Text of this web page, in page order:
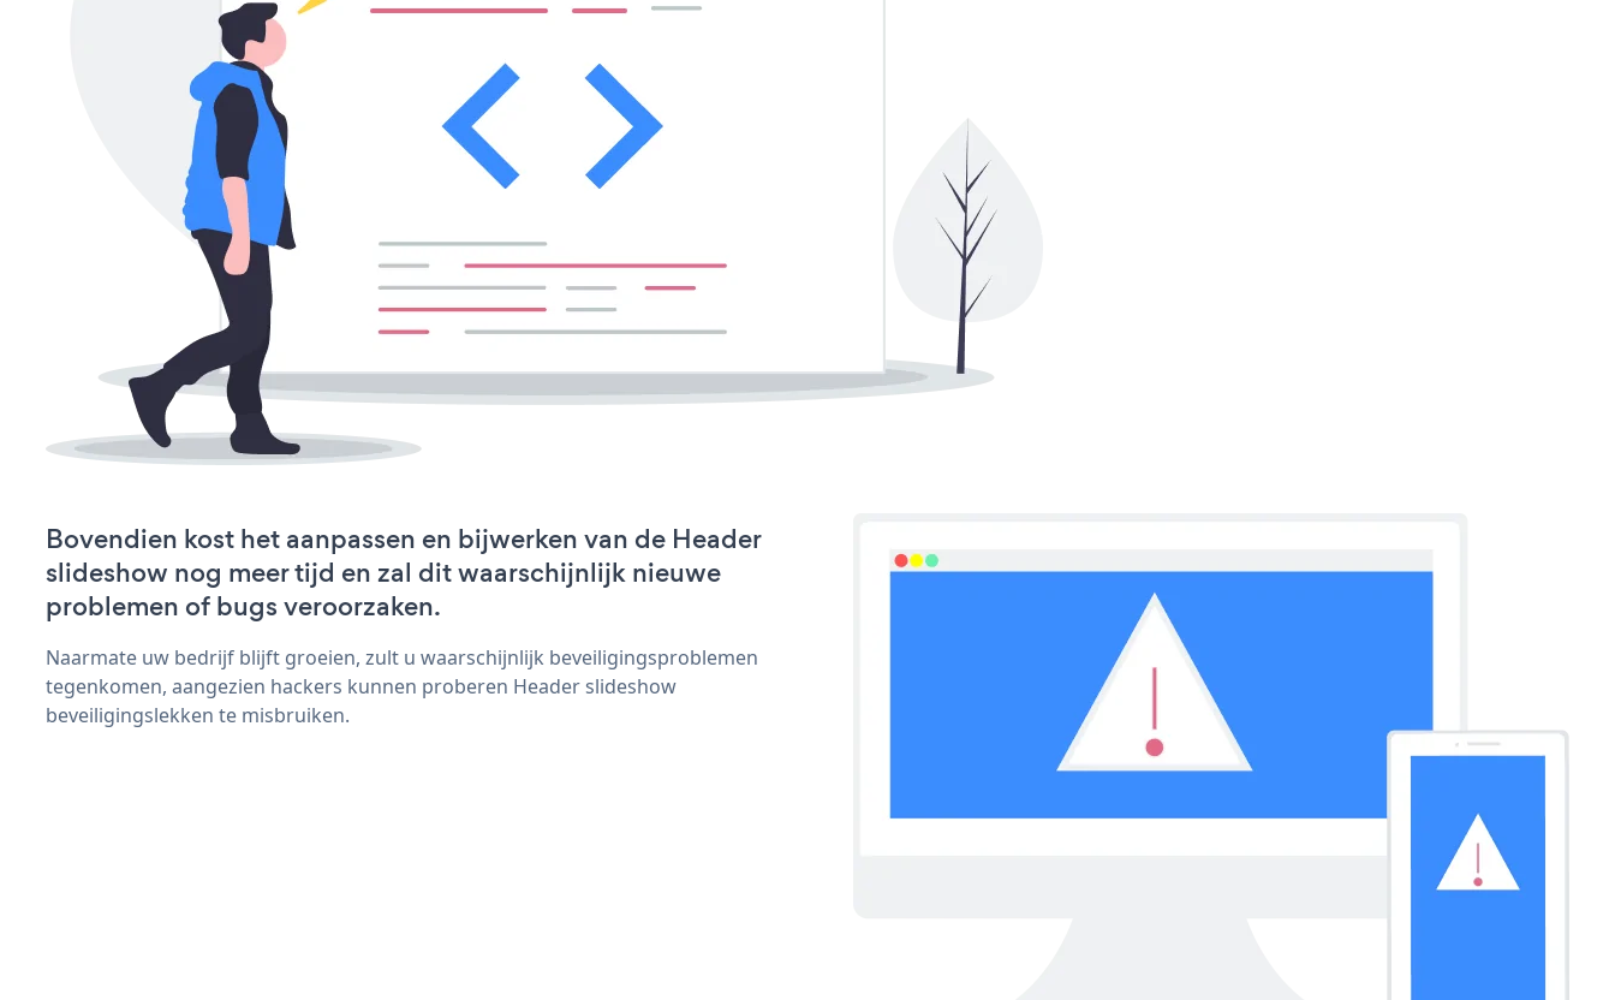
Bovendien kost het aanpassen en bijwerken van de Header
slideshow nog meer tijd en zal dit waarschijnlijk nieuwe
problemen of bugs veroorzaken.
Naarmate uw bedrijf blijft groeien, zult u waarschijnlijk beveiligingsproblemen
tegenkomen, aangezien hackers kunnen proberen Header slideshow
beveiligingslekken te misbruiken.